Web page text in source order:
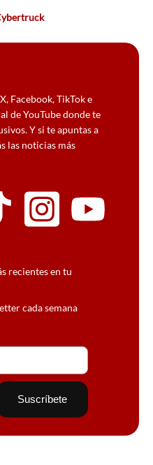
Facebook, TikTok e
de YouTube donde te
Y si te apuntas a
las noticias más
recientes en tu
cada semana